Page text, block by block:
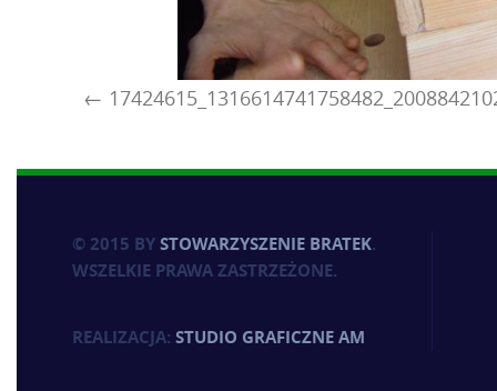
© 2015 BYSTOWARZYSZENIE BRATEK.
WSZELKIE PRAWA ZASTRZEŻONE.
REALIZACJA: STUDIO GRAFICZNE AM